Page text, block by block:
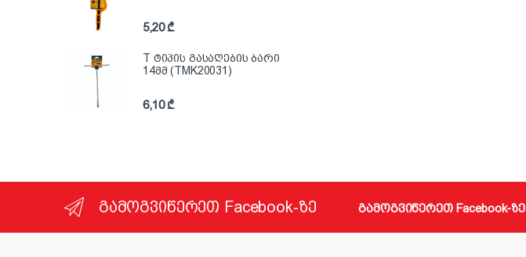
5,20₾
T ტიპის გასაღების ბარი
14მმ (TMK20031)
6,10₾
გამოგვიწერეთ Facebook-ზე გამოგვიწერეთ Facebook-ზე